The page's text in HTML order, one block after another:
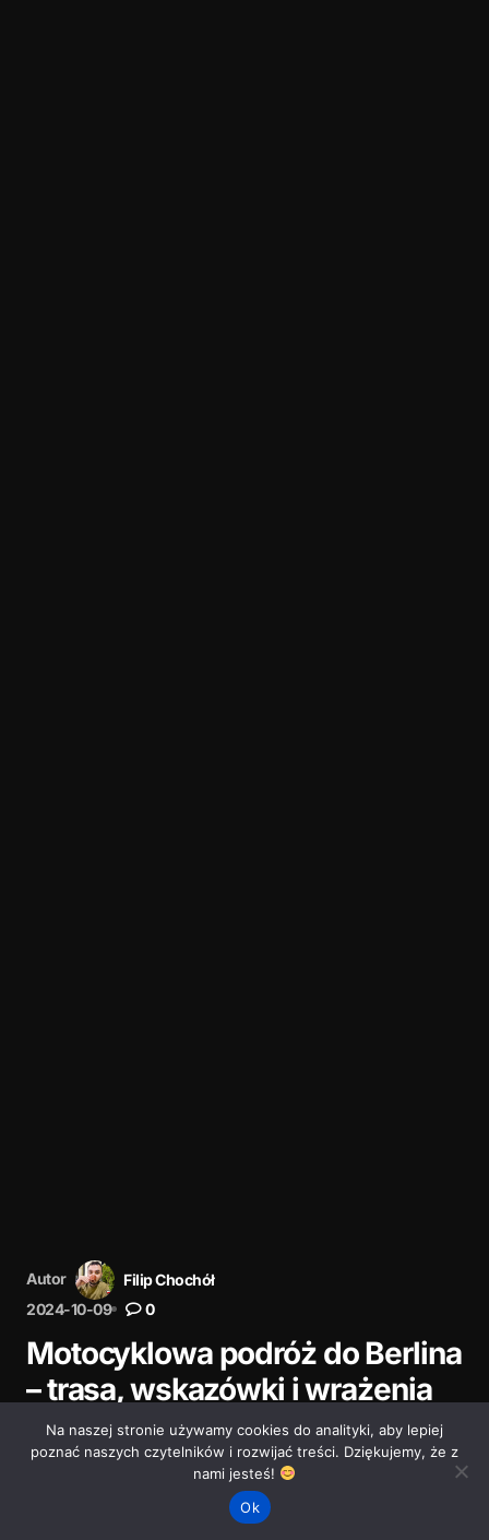
Autor
Filip Chochół
2024-10-09
0
Motocyklowa podróż do Berlina
– trasa, wskazówki i wrażenia
Odkryj naszą motocyklową podróż do Berlina – trasa,
wrażenia i praktyczne wskazówki dla motocyklistów
planujących wyjazd do stolicy Niemiec.
Na naszej stronie używamy cookies do analityki, aby lepiej
poznać naszych czytelników i rozwijać treści. Dziękujemy, że z
nami jesteś!
Ok